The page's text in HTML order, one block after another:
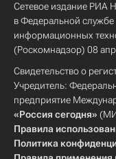
Сетевое издание РИА
в Федеральной службе
информационных
(Роскомнадзор) 08
Свидетельство о
Учредитель:
предприятие
«Россия сегодня»
Правила
Политика